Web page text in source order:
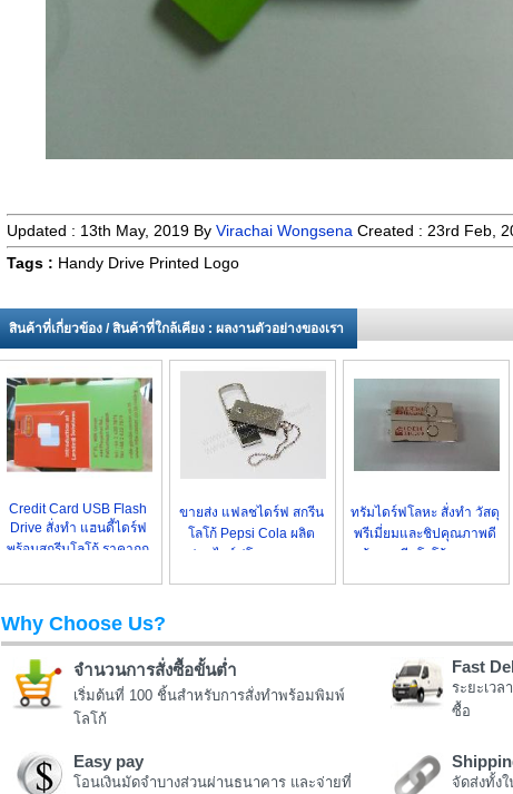
Updated : 13th May, 2019 By Virachai Wongsena Created : 23rd Feb,
Tags : Handy Drive Printed Logo
สินค้าที่เกี่ยวข้อง / สินค้าที่ใกล้เคียง : ผลงานตัวอย่างของเรา
Credit Card USB Flash
Drive สั่งทำ แฮนดี้ไดร์ฟ
พร้อมสกรีนโลโก้ ราคาถูก
ขายส่ง แฟลชไดร์ฟ สกรีน
โลโก้ Pepsi Cola ผลิต
แฟลชไดร์ฟโลหะ ราคาถูก
ทรัมไดร์ฟโลหะ สั่งทำ วัสดุ
พรีเมี่ยมและชิปคุณภาพดี
พร้อมสกรีนโลโก้ ราคาถูก
Why Choose Us?
จำนวนการสั่งซื้อขั้นต่ำ
เริ่มต้นที่ 100 ชิ้นสำหรับการสั่งทำพร้อมพิมพ์
โลโก้
Fast
ระยะเว
ซื้อ
Easy pay
โอนเงินมัดจำบางส่วนผ่านธนาคาร และจ่ายที่
จัดส่งทั้งใ